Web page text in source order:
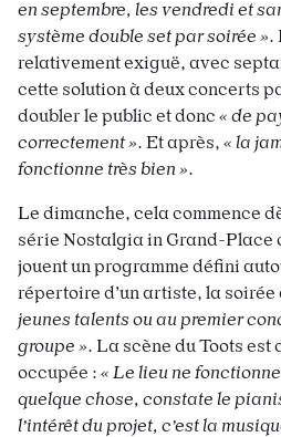
en septembre, les vendredi et
système double set par soirée ».
relativement exiguë, avec
cette solution à deux concerts
doubler le public et donc « de
correctement ». Et après, « la
fonctionne très bien ».
Le dimanche, cela commence
série Nostalgia in Grand-Place
jouent un programme défini
répertoire d’un artiste, la
jeunes talents ou au premier
groupe ». La scène du Toots est
occupée : « Le lieu ne fonctionne
quelque chose, constate le
l’intérêt du projet, c’est la